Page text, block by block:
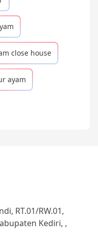
close house
ayam
RT.01/RW.01,
Kediri, ,